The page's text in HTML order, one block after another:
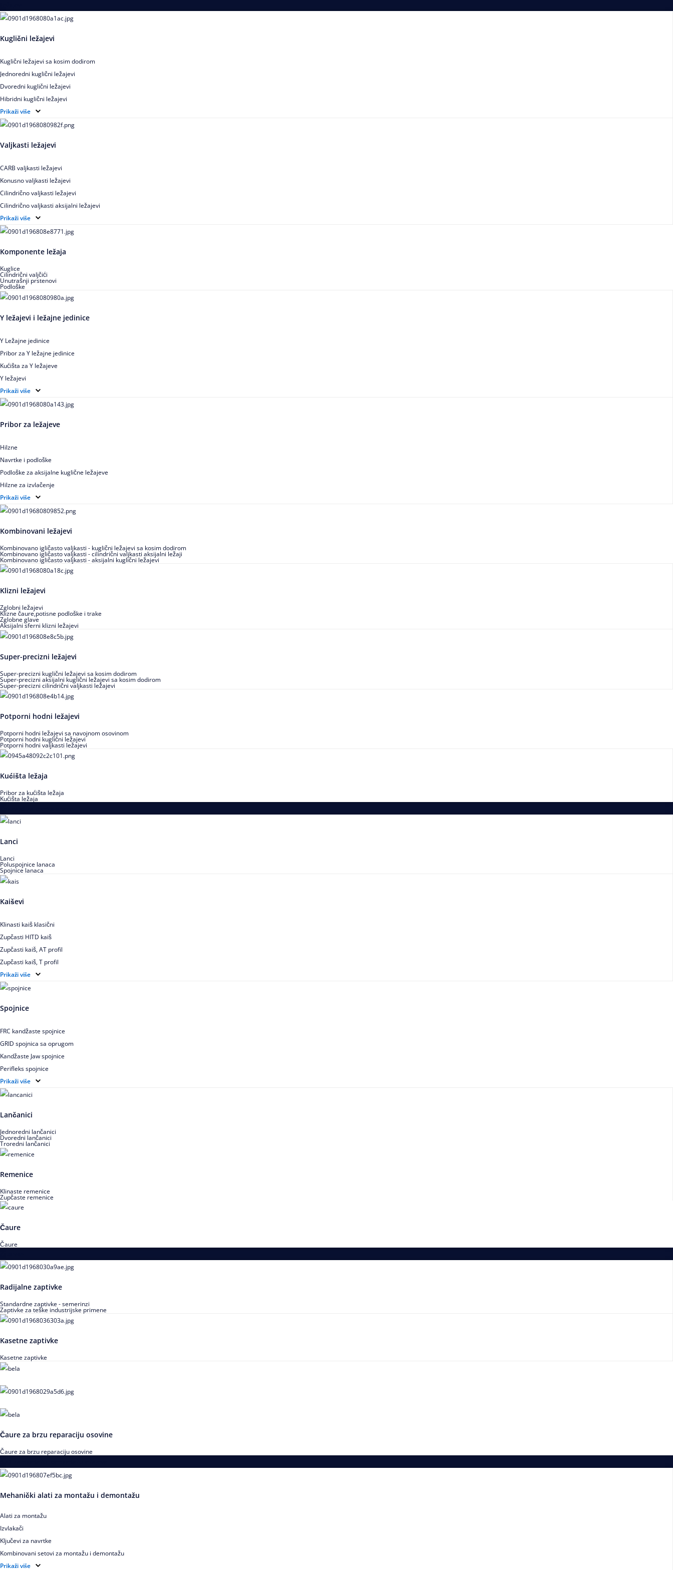
Kuglični ležajevi
Kuglični ležajevi sa kosim dodirom
Jednoredni kuglični ležajevi
Dvoredni kuglični ležajevi
Hibridni kuglični ležajevi
Elektroizolovani kuglični ležajevi
Samopodesivi kuglični ležajevi
Kuglični ležajevi od nerđajućeg čelika
Prikaži više
Valjkasti ležajevi
CARB valjkasti ležajevi
Konusno valjkasti ležajevi
Cilindrično valjkasti ležajevi
Cilindrično valjkasti aksijalni ležajevi
Igličasti ležajevi
Igličasti aksijalni ležajevi
Buričasti zaptiveni ležajevi
Buričasti aksijalni ležajevi
Prikaži više
Komponente ležaja
Kuglice
Cilindrični valjčići
Unutrašnji prstenovi
Podloške
Y ležajevi i ležajne jedinice
Y Ležajne jedinice
Pribor za Y ležajne jedinice
Kućišta za Y ležajeve
Y ležajevi
Y Ležajne jedinice za prehrambenu industriju
Ležajne jedinice sa valjkastim ležajevima
Prikaži više
Pribor za ležajeve
Hilzne
Navrtke i podloške
Podloške za aksijalne kuglične ležajeve
Hilzne za izvlačenje
Ugaoni prstenovi za cilindrično valjkaste ležajeve
Prikaži više
Kombinovani ležajevi
Kombinovano igličasto valjkasti - kuglični ležajevi sa kosim dodirom
Kombinovano igličasto valjkasti - cilindrični valjkasti aksijalni ležaji
Kombinovano igličasto valjkasti - aksijalni kuglični ležajevi
Klizni ležajevi
Zglobni ležajevi
Klizne čaure,potisne podloške i trake
Zglobne glave
Aksijalni sferni klizni ležajevi
Super-precizni ležajevi
Super-precizni kuglični ležajevi sa kosim dodirom
Super-precizni aksijalni kuglični ležajevi sa kosim dodirom
Super-precizni cilindrični valjkasti ležajevi
Potporni hodni ležajevi
Potporni hodni ležajevi sa navojnom osovinom
Potporni hodni kuglični ležajevi
Potporni hodni valjkasti ležajevi
Kućišta ležaja
Pribor za kućišta ležaja
Kućišta ležaja
Lanci
Lanci
Poluspojnice lanaca
Spojnice lanaca
Kaiševi
Klinasti kaiš klasični
Zupčasti HITD kaiš
Zupčasti kaiš, AT profil
Zupčasti kaiš, T profil
Zupčasti kaiš XL
Zupčasti STD kaiš
Uskoprofilno klinasto remenje spojeno
Višekanalno remenje PJ,PK
Prikaži više
Spojnice
FRC kandžaste spojnice
GRID spojnica sa oprugom
Kandžaste Jaw spojnice
Perifleks spojnice
Univerzalne kardanske spojnice
Zupčaste spojnice
Prikaži više
Lančanici
Jednoredni lančanici
Dvoredni lančanici
Troredni lančanici
Remenice
Klinaste remenice
Zupčaste remenice
Čaure
Čaure
Radijalne zaptivke
Standardne zaptivke - semerinzi
Zaptivke za teške industrijske primene
Kasetne zaptivke
Kasetne zaptivke
Čaure za brzu reparaciju osovine
Čaure za brzu reparaciju osovine
Mehanički alati za montažu i demontažu
Alati za montažu
Izvlakači
Ključevi za navrtke
Kombinovani setovi za montažu i demontažu
Pribor za izvlačenje ležajeva
Prikaži više